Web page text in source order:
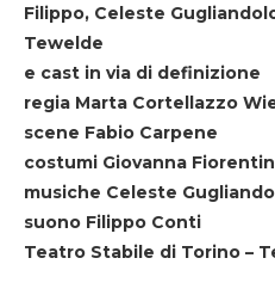
Filippo, Celeste
Tewelde
e cast in via di definizione
regia Marta Cortellazzo
scene Fabio Carpene
costumi Giovanna
musiche Celeste
suono Filippo Conti
Teatro Stabile di Torino –